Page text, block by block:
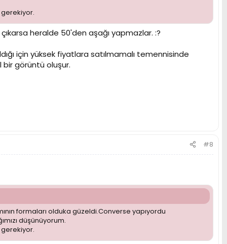
gerekiyor.
heralde 50'den aşağı yapmazlar. :?
için yüksek fiyatlara satılmamalı temennisinde
bir görüntü oluşur.
#8
formaları olduka güzeldi.Converse yapıyordu
düşünüyorum.
gerekiyor.